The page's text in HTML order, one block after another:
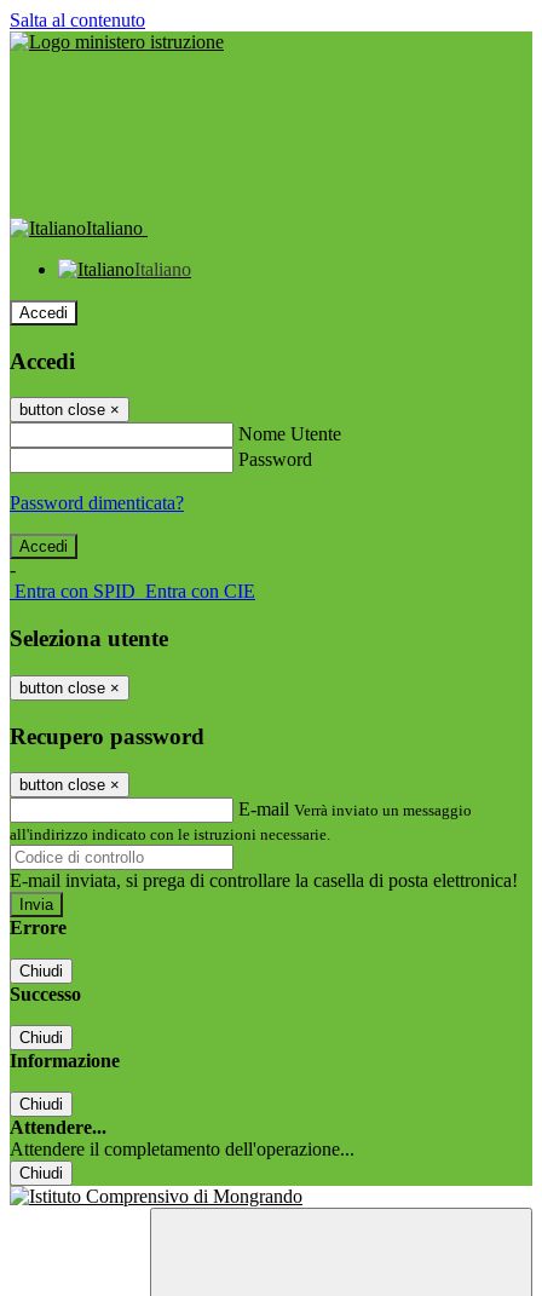
Salta al contenuto
Italiano
Italiano
Accedi
Accedi
button close ×
Nome Utente
Password
Password dimenticata?
-
Entra con SPID Entra con CIE
Seleziona utente
button close ×
Recupero password
button close ×
E-mail Verrà inviato un messaggio
all'indirizzo indicato con le istruzioni necessarie.
E-mail inviata, si prega di controllare la casella di posta elettronica!
Errore
Chiudi
Successo
Chiudi
Informazione
Chiudi
Attendere...
Attendere il completamento dell'operazione...
Chiudi